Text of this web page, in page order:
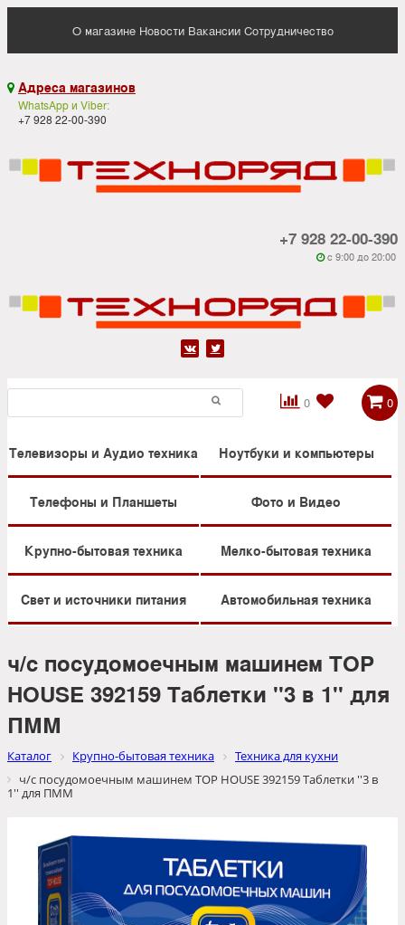
О магазине Новости Вакансии Сотрудничество
 Адреса магазинов
WhatsApp и Viber:
+7 928 22-00-390
+7 928 22-00-390
 c 9:00 до 20:00
 
0

 0
Телевизоры и Аудио техника Ноутбуки и компьютеры
Телефоны и Планшеты Фото и Видео
Крупно-бытовая техника Мелко-бытовая техника
Свет и источники питания Автомобильная техника
ч/с посудомоечным машинем TOP
HOUSE 392159 Таблетки ''3 в 1'' для
ПММ
Каталог Крупно-бытовая техника
Техника для кухни
ч/с посудомоечным машинем TOP HOUSE 392159 Таблетки ''3 в
1'' для ПММ